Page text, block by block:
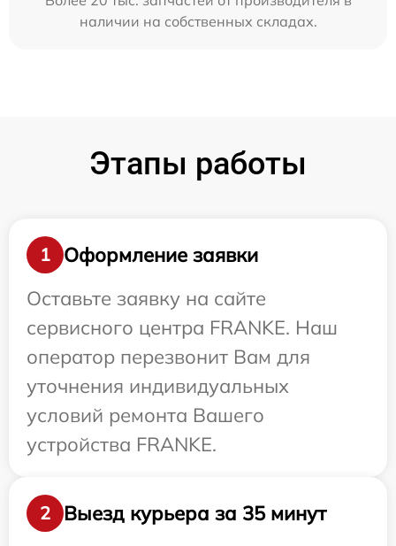
наличии на собственных складах.
Этапы работы
1
Оформление заявки
Оставьте заявку на сайте
сервисного центра FRANKE. Наш
оператор перезвонит Вам для
уточнения индивидуальных
условий ремонта Вашего
устройства FRANKE.
2
Выезд курьера за 35 минут